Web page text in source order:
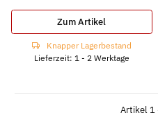
Zum Artikel
Knapper Lagerbestand
Lieferzeit: 1 - 2 Werktage
Artikel 1